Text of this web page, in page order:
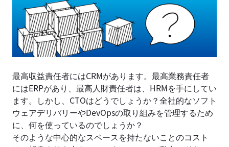
最高収益責任者にはCRMがあります。最高業務責任者
にはERPがあり、最高人財責任者は、HRMを手にしてい
ます。しかし、CTOはどうでしょうか？全社的なソフト
ウェアデリバリーやDevOpsの取り組みを管理するため
に、何を使っているのでしょうか？
そのような中心的なスペースを持たないことのコスト